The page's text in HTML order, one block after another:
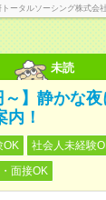
トータルソーシング株式
未読
～】静かな
内！
OK 社会人未経験
面接OK